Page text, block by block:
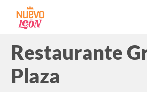
Restaurante
Plaza